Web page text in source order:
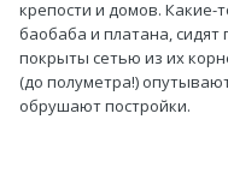
крепости и домов.
баобаба и платана, сидят
покрыты сетью из их
(до полуметра!)
обрушают постройки.